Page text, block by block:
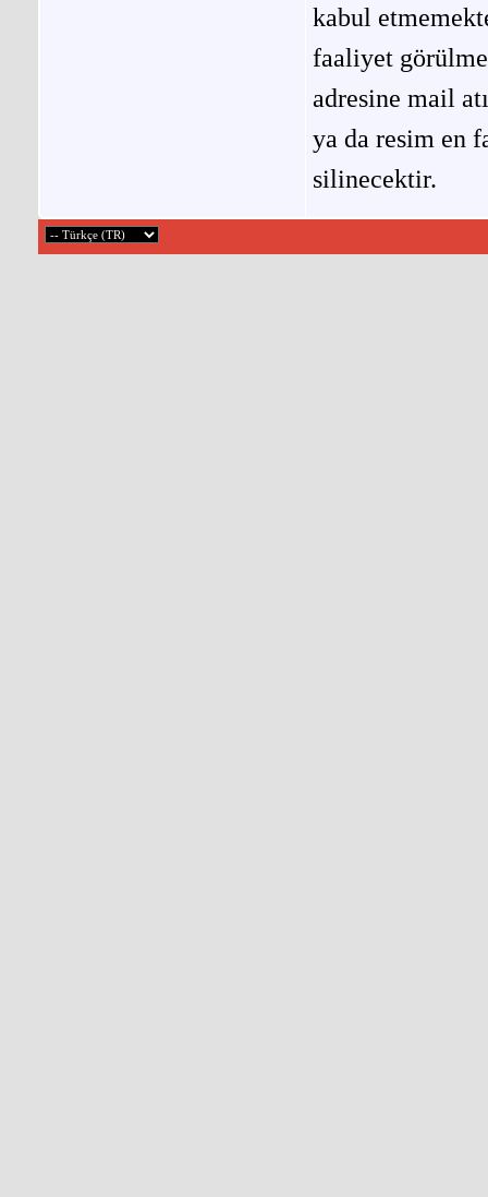
kabul
faaliyet
adresine mail
ya da resim en
silinecektir.